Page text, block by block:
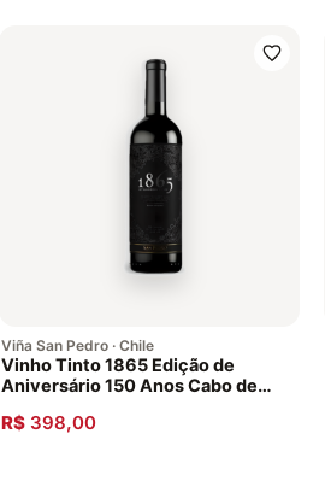
Viña San Pedro · Chile
Vinho Tinto 1865 Edição de
Aniversário 150 Anos Cabo de
R$ 398,00